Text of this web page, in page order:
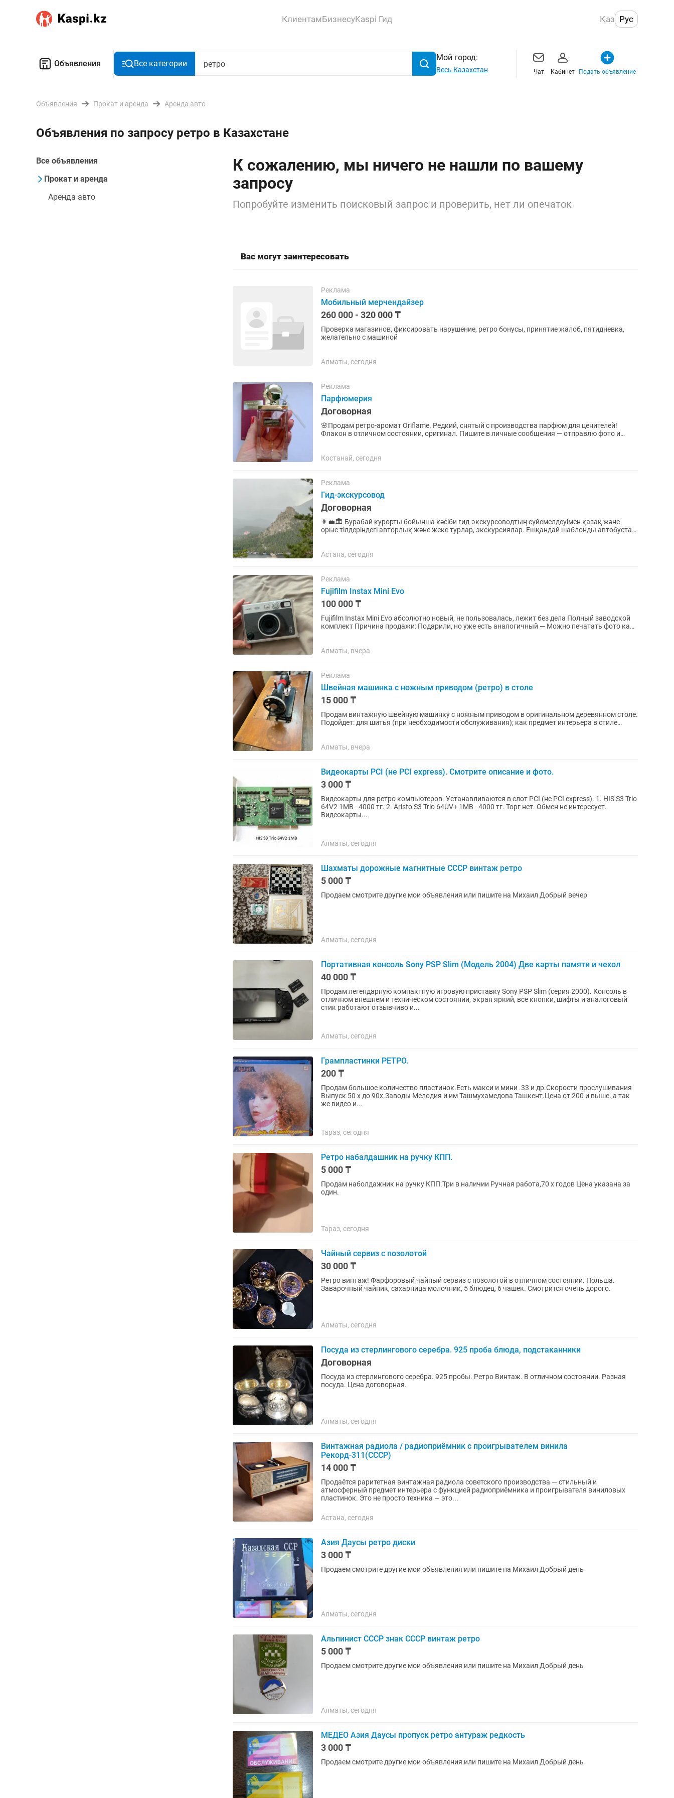
КлиентамБизнесуKaspi Гид Қаз Рус
Объявления Все категории
Мой город:
Весь Казахстан Чат Кабинет Подать объявление
Объявления Прокат и аренда Аренда авто
Объявления по запросу ретро в Казахстане
Все объявления
Прокат и аренда
Аренда авто
К сожалению, мы ничего не нашли по вашему
запросу
Попробуйте изменить поисковый запрос и проверить, нет ли опечаток
Вас могут заинтересовать
Реклама
Мобильный мерчендайзер
260 000 - 320 000 ₸
Проверка магазинов, фиксировать нарушение, ретро бонусы, принятие жалоб, пятидневка,
желательно с машиной
Алматы, сегодня
Реклама
Парфюмерия
Договорная
🌸Продам ретро-аромат Oriflame. Редкий, снятый с производства парфюм для ценителей!
Флакон в отличном состоянии, оригинал. Пишите в личные сообщения — отправлю фото и
Костанай, сегодня
Реклама
Гид-экскурсовод
Договорная
👩💼🏛️ Бурабай курорты бойынша кәсіби гид-экскурсоводтың сүйемелдеуімен қазақ және
орыс тілдеріндегі авторлық және жеке турлар, экскурсиялар. Ешқандай шаблонды автобустар
Астана, сегодня
Реклама
Fujifilm Instax Mini Evo
100 000 ₸
Fujifilm Instax Mini Evo абсолютно новый, не пользовалась, лежит без дела Полный заводской
комплект Причина продажи: Подарили, но уже есть аналогичный — Можно печатать фото как
Алматы, вчера
Реклама
Швейная машинка с ножным приводом (ретро) в столе
15 000 ₸
Продам винтажную швейную машинку с ножным приводом в оригинальном деревянном столе.
Подойдет: для шитья (при необходимости обслуживания); как предмет интерьера в стиле
Алматы, вчера
Видеокарты PCI (не PCI express). Смотрите описание и фото.
3 000 ₸
Видеокарты для ретро компьютеров. Устанавливаются в слот PCI (не PCI express). 1. HIS S3 Trio
64V2 1MB - 4000 тг. 2. Aristo S3 Trio 64UV+ 1MB - 4000 тг. Торг нет. Обмен не интересует.
Видеокарты...
Алматы, сегодня
Шахматы дорожные магнитные СССР винтаж ретро
5 000 ₸
Продаем смотрите другие мои объявления или пишите на Михаил Добрый вечер
Алматы, сегодня
Портативная консоль Sony PSP Slim (Модель 2004) Две карты памяти и чехол
40 000 ₸
Продам легендарную компактную игровую приставку Sony PSP Slim (серия 2000). Консоль в
отличном внешнем и техническом состоянии, экран яркий, все кнопки, шифты и аналоговый
стик работают отзывчиво и...
Алматы, сегодня
Грампластинки РЕТРО.
200 ₸
Продам большое количество пластинок.Есть макси и мини .33 и др.Скорости прослушивания
Выпуск 50 х до 90х.Заводы Мелодия и им Ташмухамедова Ташкент.Цена от 200 и выше.,а так
же видео и...
Тараз, сегодня
Ретро набалдашник на ручку КПП.
5 000 ₸
Продам наболдажник на ручку КПП.Три в наличии Ручная работа,70 х годов Цена указана за
один.
Тараз, сегодня
Чайный сервиз с позолотой
30 000 ₸
Ретро винтаж! Фарфоровый чайный сервиз с позолотой в отличном состоянии. Польша.
Заварочный чайник, сахарница молочник, 5 блюдец, 6 чашек. Смотрится очень дорого.
Алматы, сегодня
Посуда из стерлингового серебра. 925 проба блюда, подстаканники
Договорная
Посуда из стерлингового серебра. 925 пробы. Ретро Винтаж. В отличном состоянии. Разная
посуда. Цена договорная.
Алматы, сегодня
Винтажная радиола / радиоприёмник с проигрывателем винила
Рекорд-311(СССР)
14 000 ₸
Продаётся раритетная винтажная радиола советского производства — стильный и
атмосферный предмет интерьера с функцией радиоприёмника и проигрывателя виниловых
пластинок. Это не просто техника — это...
Астана, сегодня
Азия Даусы ретро диски
3 000 ₸
Продаем смотрите другие мои объявления или пишите на Михаил Добрый день
Алматы, сегодня
Альпинист СССР знак СССР винтаж ретро
5 000 ₸
Продаем смотрите другие мои объявления или пишите на Михаил Добрый день
Алматы, сегодня
МЕДЕО Азия Даусы пропуск ретро антураж редкость
3 000 ₸
Продаем смотрите другие мои объявления или пишите на Михаил Добрый день